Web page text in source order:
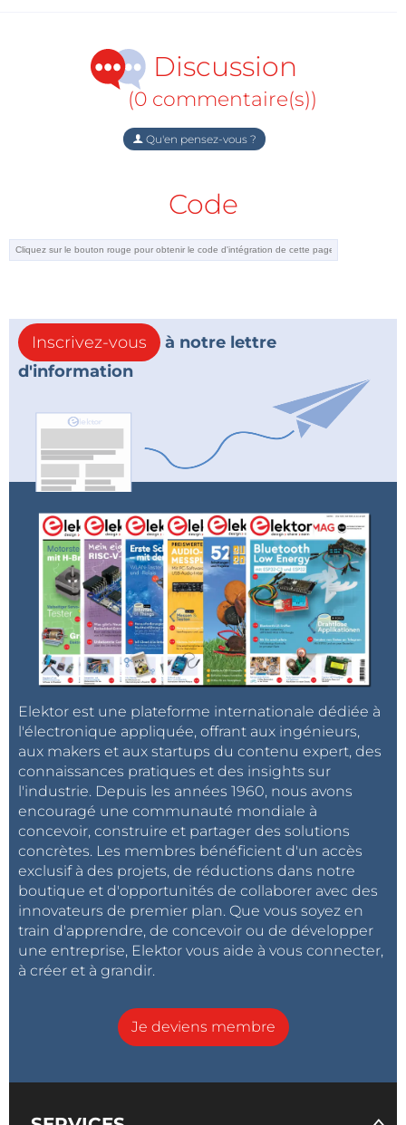
Discussion
(0 commentaire(s))
Qu'en pensez-vous ?
Code
Inscrivez-vous
à notre lettre
d'information
Elektor est une plateforme internationale dédiée à
l'électronique appliquée, offrant aux ingénieurs,
aux makers et aux startups du contenu expert, des
connaissances pratiques et des insights sur
l'industrie. Depuis les années 1960, nous avons
encouragé une communauté mondiale à
concevoir, construire et partager des solutions
concrètes. Les membres bénéficient d'un accès
exclusif à des projets, de réductions dans notre
boutique et d'opportunités de collaborer avec des
innovateurs de premier plan. Que vous soyez en
train d'apprendre, de concevoir ou de développer
une entreprise, Elektor vous aide à vous connecter,
à créer et à grandir.
Je deviens membre